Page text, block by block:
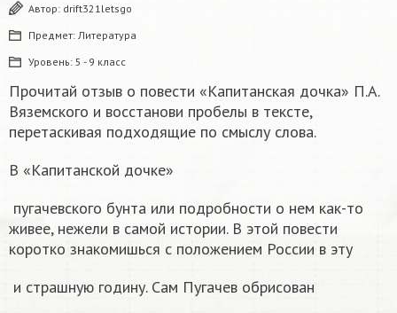
Автор: drift321letsgo
Предмет: Литература
Уровень: 5 - 9 класс
Прочитай отзыв о повести «Капитанская дочка» П.А.
Вяземского и восстанови пробелы в тексте,
перетаскивая подходящие по смыслу слова.
В «Капитанской дочке»
пугачевского бунта или подробности о нем как-то
живее, нежели в самой истории. В этой повести
коротко знакомишься с положением России в эту
и страшную годину. Сам Пугачев обрисован